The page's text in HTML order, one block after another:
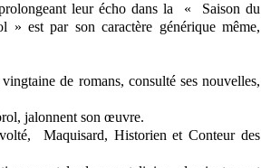
leur écho dans la
« Saison du
est par son caractère générique même,
de romans, consulté ses nouvelles,
jalonnent son œuvre.
Maquisard, Historien et Conteur des